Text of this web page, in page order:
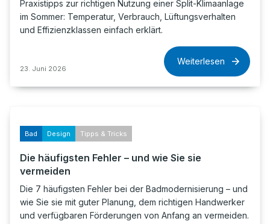
Praxistipps zur richtigen Nutzung einer Split-Klimaanlage
im Sommer: Temperatur, Verbrauch, Lüftungsverhalten
und Effizienzklassen einfach erklärt.
23. Juni 2026
Weiterlesen
Bad Design Tipps & Tricks
Die häufigsten Fehler – und wie Sie sie
vermeiden
Die 7 häufigsten Fehler bei der Badmodernisierung – und
wie Sie sie mit guter Planung, dem richtigen Handwerker
und verfügbaren Förderungen von Anfang an vermeiden.